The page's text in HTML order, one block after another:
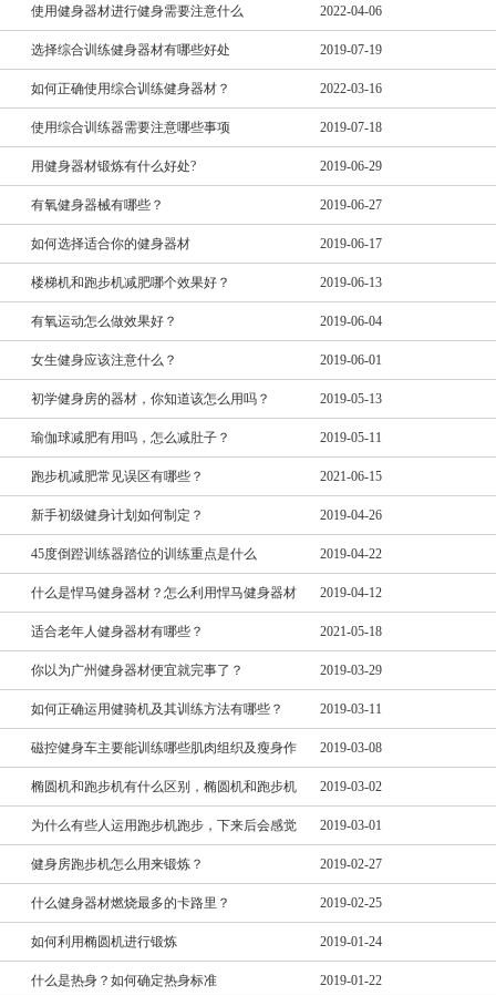
使用健身器材进行健身需要注意什么 2022-04-06
选择综合训练健身器材有哪些好处 2019-07-19
如何正确使用综合训练健身器材？ 2022-03-16
使用综合训练器需要注意哪些事项 2019-07-18
用健身器材锻炼有什么好处? 2019-06-29
有氧健身器械有哪些？ 2019-06-27
如何选择适合你的健身器材 2019-06-17
楼梯机和跑步机减肥哪个效果好？ 2019-06-13
有氧运动怎么做效果好？ 2019-06-04
女生健身应该注意什么？ 2019-06-01
初学健身房的器材，你知道该怎么用吗？ 2019-05-13
瑜伽球减肥有用吗，怎么减肚子？ 2019-05-11
跑步机减肥常见误区有哪些？ 2021-06-15
新手初级健身计划如何制定？ 2019-04-26
45度倒蹬训练器踏位的训练重点是什么 2019-04-22
什么是悍马健身器材？怎么利用悍马健身器材 2019-04-12
适合老年人健身器材有哪些？ 2021-05-18
你以为广州健身器材便宜就完事了？ 2019-03-29
如何正确运用健骑机及其训练方法有哪些？ 2019-03-11
磁控健身车主要能训练哪些肌肉组织及瘦身作 2019-03-08
椭圆机和跑步机有什么区别，椭圆机和跑步机 2019-03-02
为什么有些人运用跑步机跑步，下来后会感觉 2019-03-01
健身房跑步机怎么用来锻炼？ 2019-02-27
什么健身器材燃烧最多的卡路里？ 2019-02-25
如何利用椭圆机进行锻炼 2019-01-24
什么是热身？如何确定热身标准 2019-01-22